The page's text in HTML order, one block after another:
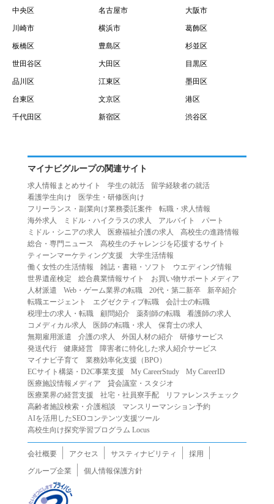
１１.「予約情報」とは、物件を予約するために必要な当社
所定の情報を意味します。物件情報や期間、オプション等
１２.「キャンセル」とは、賃貸借契約締結後から契約期間
開始日前までに、利用者が賃貸借契約を解除することを意
味します。
１３.「中途解約」とは、賃貸借契約期間の途中で、利用者
１.利用者は、本サービスを利用する上で次の各号に定める
とします。
（１）重複、虚偽の情報、または自己以外の情報を登録す
る行為
（２）第三者になりすまして本サービスを利用する行為
（３）当社または第三者の著作権等の知的財産権、プライ
バシー、その他の権利を侵害する行為
（４）当社または第三者を誹謗中傷する行為
（５）当社または第三者に不利益を与える行為
（６）営利を目的とした行為
（７）政治・選挙・宗教活動またはそれらに類する行為
（８）本サービスの運営を妨害する行為
（９）法令違反、犯罪行為、または公序良俗に反する行為
（１０）暴力的な要求行為、または法的な責任を超えた不
当な要求行為
（１１）その他当社が不適切であると判断する行為
２.当社は、前項の定めに該当する行為を行った利用者に対
の提供を停止または中断することができるものとします。
第５条（免責）
１.当社は、本サービスの利用（これらに伴う当社または第
三者の情報提供行為等を含みます）により、利用者に生じ
中央区 名古屋市 大阪市
川崎市 横浜市 葛飾区
板橋区 豊島区 杉並区
世田谷区 大田区 目黒区
品川区 江東区 墨田区
台東区 文京区 港区
千代田区 新宿区 渋谷区
マイナビグループの関連サイト
求人情報まとめサイト 学生の就活
留学経験者の就活
看護学生向け
医学生・研修医向け
フリーランス・副業向け業務委託案件
転職・求人情報
海外求人
ミドル・ハイクラスの求人 アルバイト
パート
ミドル・シニアの求人
医療福祉介護の求人
高校生の進路情報
総合・専門ニュース
高校生のチャレンジを応援するサイト
ティーンマーケティング支援
大学生活情報
働く女性の生活情報
雑誌・書籍・ソフト
ウエディング情報
世界遺産検定
総合農業情報サイト
お買い物サポートメディア
人材派遣
Web・ゲーム業界の転職 20代・第二新卒
新卒紹介
転職エージェント
エグゼクティブ転職
会計士の転職
税理士の求人・転職
顧問紹介 薬剤師の転職
看護師の求人
コメディカル求人
医師の転職・求人
保育士の求人
無期雇用派遣
介護の求人 外国人材の紹介
研修サービス
発送代行
健康経営
障害者に特化した求人紹介サービス
マイナビ子育て
業務効率化支援（BPO）
ECサイト構築・D2C事業支援
My CareerStudy
My CareerID
医療施設情報メディア
貸会議室・スタジオ
医療業界の経営支援
社宅・社員寮手配
リファレンスチェック
高齢者施設検索・介護相談
マンスリーマンション予約
AIを活用したSEOコンテンツ支援ツール
高校生向け探究学習プログラム Locus
会社概要 アクセス サスティナビリティ
採用
グループ企業
個人情報保護方針